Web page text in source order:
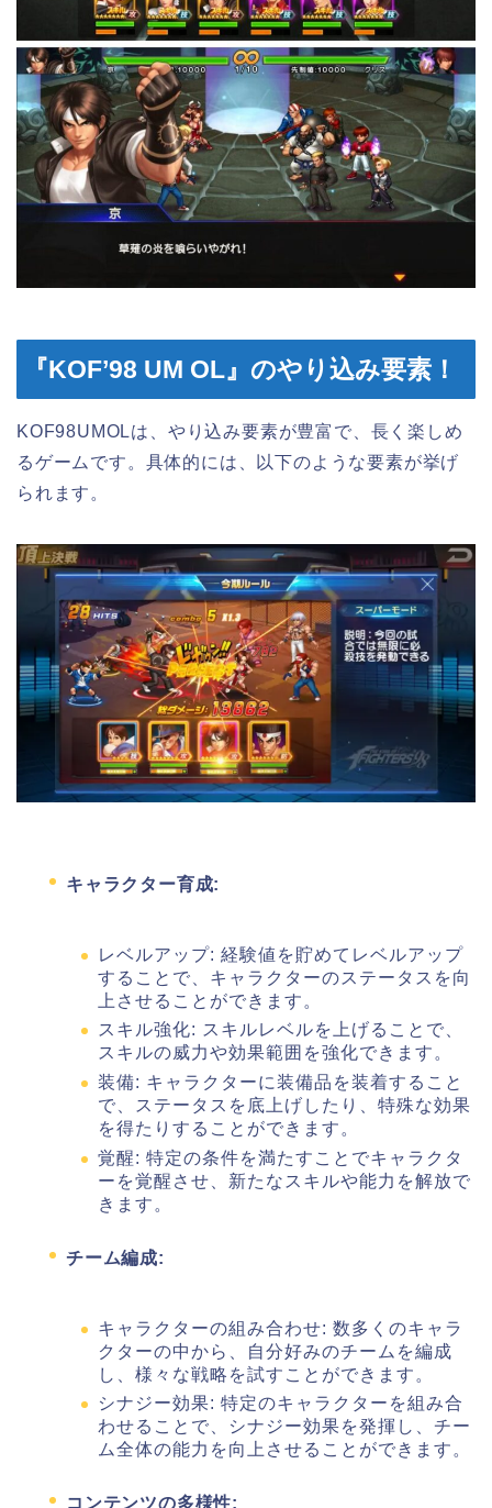
『KOF’98 UM OL』のやり込み要素！
KOF98UMOLは、やり込み要素が豊富で、長く楽しめ
るゲームです。具体的には、以下のような要素が挙げ
られます。
キャラクター育成:
レベルアップ: 経験値を貯めてレベルアップ
することで、キャラクターのステータスを向
上させることができます。
スキル強化: スキルレベルを上げることで、
スキルの威力や効果範囲を強化できます。
装備: キャラクターに装備品を装着すること
で、ステータスを底上げしたり、特殊な効果
を得たりすることができます。
覚醒: 特定の条件を満たすことでキャラクタ
ーを覚醒させ、新たなスキルや能力を解放で
きます。
チーム編成:
キャラクターの組み合わせ: 数多くのキャラ
クターの中から、自分好みのチームを編成
し、様々な戦略を試すことができます。
シナジー効果: 特定のキャラクターを組み合
わせることで、シナジー効果を発揮し、チー
ム全体の能力を向上させることができます。
コンテンツの多様性: